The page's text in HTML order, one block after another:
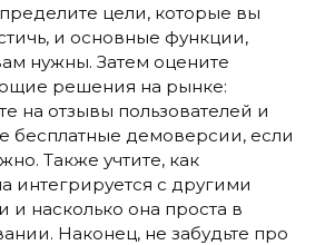
цели, которые вы
и основные функции,
нужны. Затем оцените
решения на рынке:
на отзывы пользователей и
бесплатные демоверсии, если
Также учтите, как
интегрируется с другими
и насколько она проста в
Наконец, не забудьте про